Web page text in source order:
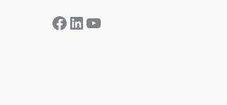
Facebook
LinkedIn
YouTube